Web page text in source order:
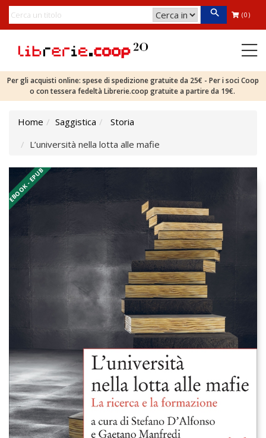
(0)
Per gli acquisti online: spese di spedizione gratuite da 25€ - Per i soci Coop
o con tessera fedeltà Librerie.coop gratuite a partire da 19€.
Home Saggistica
Storia
L’università nella lotta alle mafie
EBOOK - EPUB